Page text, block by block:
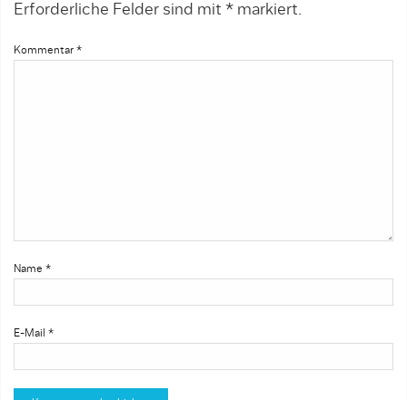
Erforderliche Felder sind mit * markiert.
Kommentar *
Name *
E-Mail *